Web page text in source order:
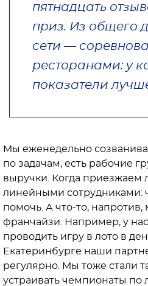
пятнадцать
приз. Из общего
сети —
ресторанами: у
показатели
Мы еженедельно
по задачам, есть рабочие
выручки. Когда приезжаем
линейными сотрудниками:
помочь. А что-то,
франчайзи. Например, у
проводить игру в лото в
Екатеринбурге наши
регулярно. Мы тоже стали
устраивать чемпионаты по